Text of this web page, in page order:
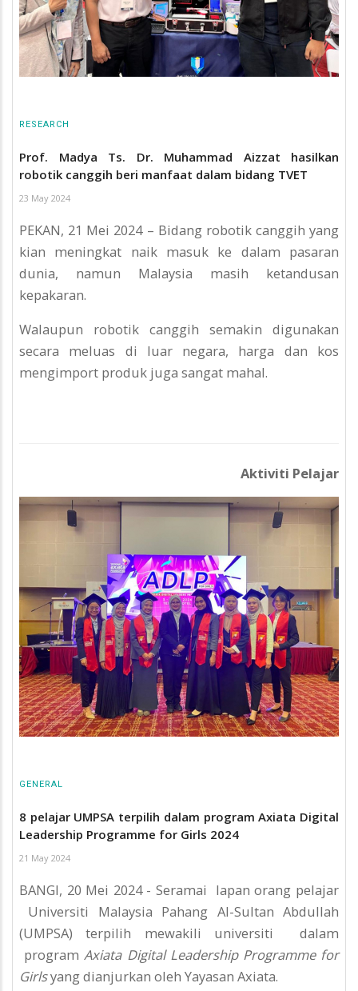
RESEARCH
Prof. Madya Ts. Dr. Muhammad Aizzat hasilkan
robotik canggih beri manfaat dalam bidang TVET
23 May 2024
PEKAN, 21 Mei 2024 – Bidang robotik canggih yang
kian meningkat naik masuk ke dalam pasaran
dunia, namun Malaysia masih ketandusan
kepakaran.
Walaupun robotik canggih semakin digunakan
secara meluas di luar negara, harga dan kos
mengimport produk juga sangat mahal.
Aktiviti Pelajar
GENERAL
8 pelajar UMPSA terpilih dalam program Axiata Digital
Leadership Programme for Girls 2024
21 May 2024
BANGI, 20 Mei 2024 - Seramai lapan orang pelajar
Universiti Malaysia Pahang Al-Sultan Abdullah
(UMPSA) terpilih mewakili universiti dalam
programAxiata Digital Leadership Programme for
Girlsyang dianjurkan oleh Yayasan Axiata.